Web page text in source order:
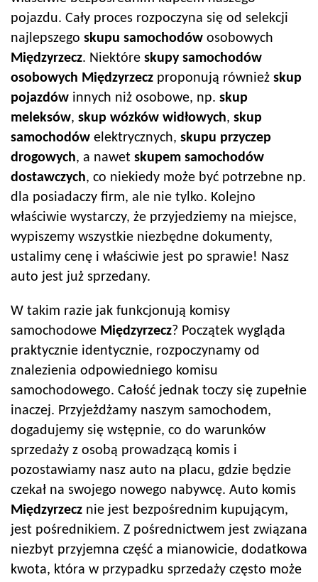
pojazdu. Cały proces rozpoczyna się od selekcji
najlepszego skupu samochodów osobowych
Międzyrzecz. Niektóre skupy samochodów
osobowych Międzyrzecz proponują również skup
pojazdów innych niż osobowe, np. skup
meleksów, skup wózków widłowych, skup
samochodów elektrycznych, skupu przyczep
drogowych, a nawet skupem samochodów
dostawczych, co niekiedy może być potrzebne np.
dla posiadaczy firm, ale nie tylko. Kolejno
właściwie wystarczy, że przyjedziemy na miejsce,
wypiszemy wszystkie niezbędne dokumenty,
ustalimy cenę i właściwie jest po sprawie! Nasz
auto jest już sprzedany.
W takim razie jak funkcjonują komisy
samochodowe Międzyrzecz? Początek wygląda
praktycznie identycznie, rozpoczynamy od
znalezienia odpowiedniego komisu
samochodowego. Całość jednak toczy się zupełnie
inaczej. Przyjeżdżamy naszym samochodem,
dogadujemy się wstępnie, co do warunków
sprzedaży z osobą prowadzącą komis i
pozostawiamy nasz auto na placu, gdzie będzie
czekał na swojego nowego nabywcę. Auto komis
Międzyrzecz nie jest bezpośrednim kupującym,
jest pośrednikiem. Z pośrednictwem jest związana
niezbyt przyjemna część a mianowicie, dodatkowa
kwota, która w przypadku sprzedaży często może